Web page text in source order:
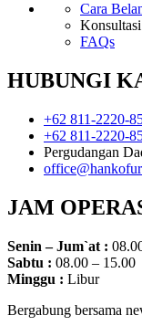
Cara
Konsultasi
FAQs
HUBUNGI
+62 811-2220-
+62 811-2220-
Pergudangan
JAM
Senin – Jum`at :
Sabtu : 08.00 – 15.00
Minggu : Libur
Bergabung bersama